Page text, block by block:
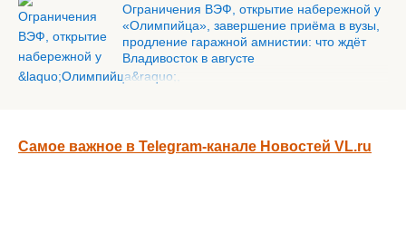
Ограничения ВЭФ, открытие набережной у
«Олимпийца», завершение приёма в вузы,
продление гаражной амнистии: что ждёт
Владивосток в августе
Самое важное в Telegram-канале Новостей VL.ru